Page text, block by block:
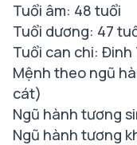
Tuổi âm: 48 tuổi
Tuổi dương: 47
Tuổi can chi: Đinh
Mệnh theo ngũ
cát)
Ngũ hành tương
Ngũ hành tương